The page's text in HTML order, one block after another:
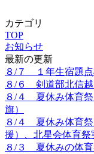
カテゴリ
TOP
お知らせ
最新の更新
８/７ １年生宿題点
８/６ 剣道部北信越
８/４ 夏休み体育祭
旗）
８/４ 夏休み体育
援）、北星会体育祭
８/３ 夏休みの体育